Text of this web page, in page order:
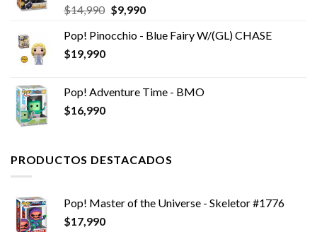
$14,990 El
original
$9,990El
actual
Pop! Pinocchio - Blue Fairy W/(GL) CHASE
$19,990
Pop! Adventure Time - BMO
$16,990
PRODUCTOS DESTACADOS
Pop! Master of the Universe - Skeletor #1776
$17,990